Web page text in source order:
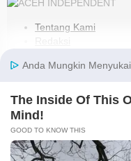
Tentang Kami
Redaksi
Pedoman Media Siber
Kebijakan Privasi
Jaringan Social
Facebook